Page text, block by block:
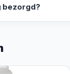
bezorgd?